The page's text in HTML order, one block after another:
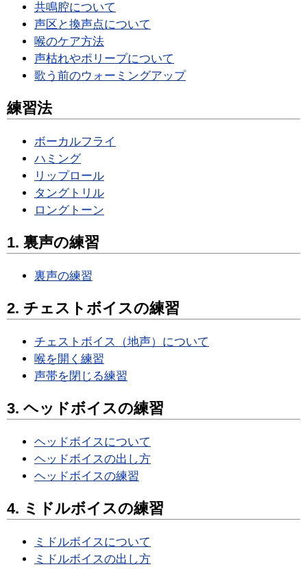
共鳴腔について
声区と換声点について
喉のケア方法
声枯れやポリープについて
歌う前のウォーミングアップ
練習法
ボーカルフライ
ハミング
リップロール
タングトリル
ロングトーン
1. 裏声の練習
裏声の練習
2. チェストボイスの練習
チェストボイス（地声）について
喉を開く練習
声帯を閉じる練習
3. ヘッドボイスの練習
ヘッドボイスについて
ヘッドボイスの出し方
ヘッドボイスの練習
4. ミドルボイスの練習
ミドルボイスについて
ミドルボイスの出し方